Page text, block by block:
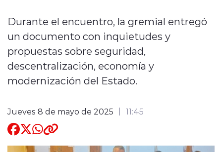
modo claro
Durante el encuentro, la gremial entregó
un documento con inquietudes y
propuestas sobre seguridad,
descentralización, economía y
modernización del Estado.
Jueves 8 de mayo de 2025 11:45